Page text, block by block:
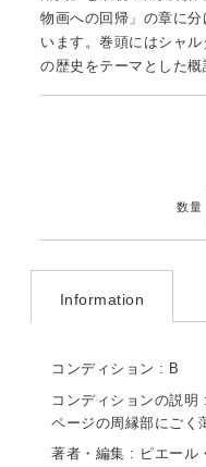
物画への回帰」の章に
います。巻頭にはシャ
の歴史をテーマとした概
数量
Information
コンディション : B
コンディションの説明
ページの周縁部にごく
著者・編集 : ピエール